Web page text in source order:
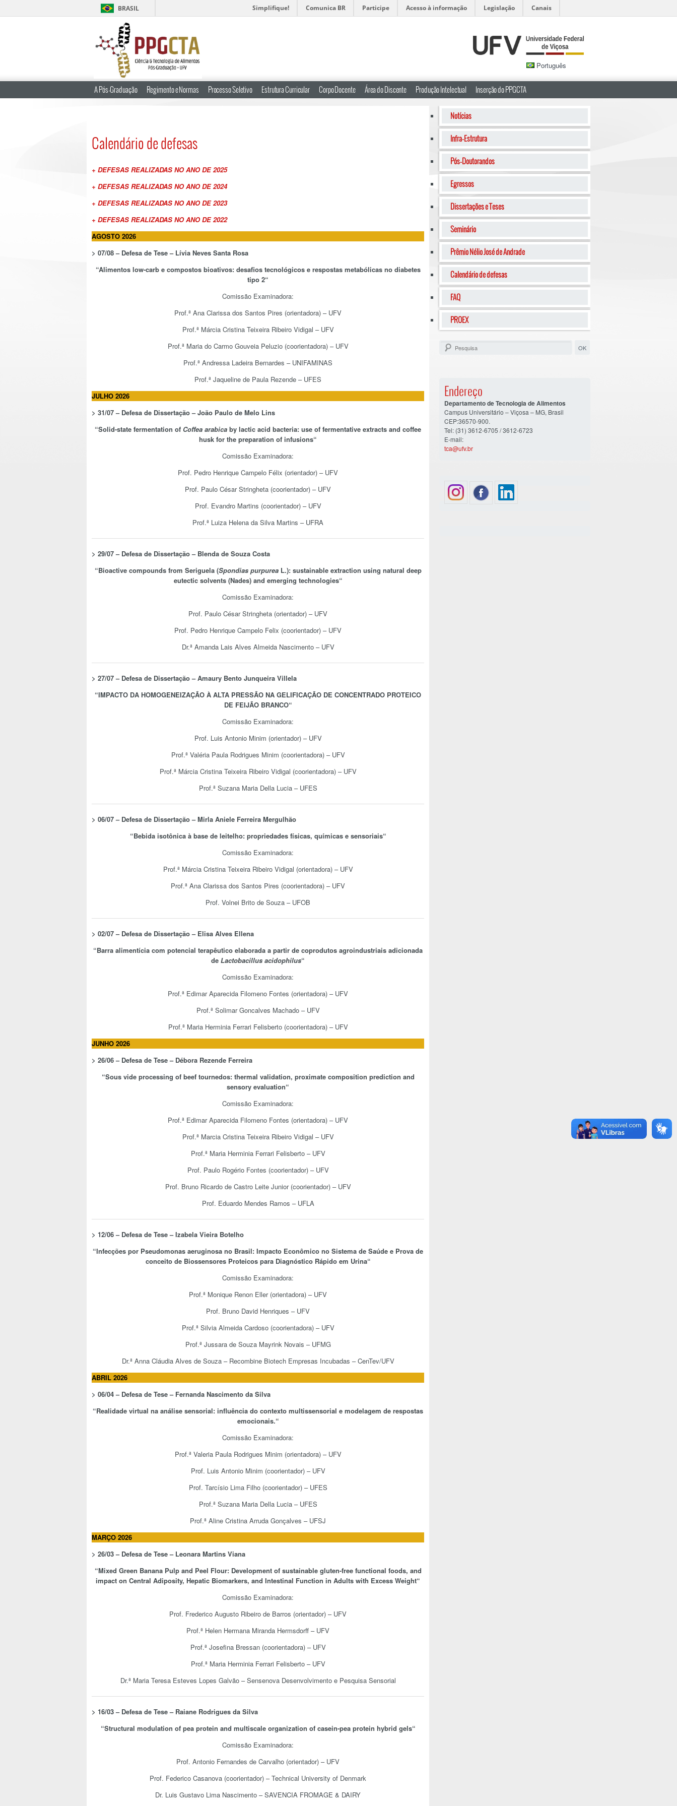
BRASIL Simplifique! Comunica BR Participe Acesso à informação Legislação Canais
Português
A Pós-Graduação Regimento e Normas Processo Seletivo Estrutura Curricular Corpo Docente Área do Discente Produção Intelectual Inserção do PPGCTA
Calendário de defesas
+ DEFESAS REALIZADAS NO ANO DE 2025
+ DEFESAS REALIZADAS NO ANO DE 2024
+ DEFESAS REALIZADAS NO ANO DE 2023
+ DEFESAS REALIZADAS NO ANO DE 2022
AGOSTO 2026
> 07/08 – Defesa de Tese – Lívia Neves Santa Rosa
“Alimentos low-carb e compostos bioativos: desafios tecnológicos e respostas metabólicas no diabetes
tipo 2“
Comissão Examinadora:
Prof.ª Ana Clarissa dos Santos Pires (orientadora) – UFV
Prof.ª Márcia Cristina Teixeira Ribeiro Vidigal – UFV
Prof.ª Maria do Carmo Gouveia Peluzio (coorientadora) – UFV
Prof.ª Andressa Ladeira Bernardes – UNIFAMINAS
Prof.ª Jaqueline de Paula Rezende – UFES
JULHO 2026
> 31/07 – Defesa de Dissertação –João Paulo de Melo Lins
“Solid-state fermentation of Coffea arabica by lactic acid bacteria: use of fermentative extracts and coffee
husk for the preparation of infusions“
Comissão Examinadora:
Prof. Pedro Henrique Campelo Félix (orientador) – UFV
Prof. Paulo César Stringheta (coorientador) – UFV
Prof. Evandro Martins (coorientador) – UFV
Prof.ª Luiza Helena da Silva Martins – UFRA
> 29/07 – Defesa de Dissertação – Blenda de Souza Costa
“Bioactive compounds from Seriguela (Spondias purpurea L.): sustainable extraction using natural deep
eutectic solvents (Nades) and emerging technologies“
Comissão Examinadora:
Prof. Paulo César Stringheta (orientador) – UFV
Prof. Pedro Henrique Campelo Felix (coorientador) – UFV
Dr.ª Amanda Lais Alves Almeida Nascimento – UFV
> 27/07 – Defesa de Dissertação –Amaury Bento Junqueira Villela
“IMPACTO DA HOMOGENEIZAÇÃO À ALTA PRESSÃO NA GELIFICAÇÃO DE CONCENTRADO PROTEICO
DE FEIJÃO BRANCO“
Comissão Examinadora:
Prof. Luis Antonio Minim (orientador) – UFV
Prof.ª Valéria Paula Rodrigues Minim (coorientadora) – UFV
Prof.ª Márcia Cristina Teixeira Ribeiro Vidigal (coorientadora) – UFV
Prof.ª Suzana Maria Della Lucia – UFES
> 06/07 – Defesa de Dissertação –Mirla Aniele Ferreira Mergulhão
“Bebida isotônica à base de leitelho: propriedades físicas, químicas e sensoriais“
Comissão Examinadora:
Prof.ª Márcia Cristina Teixeira Ribeiro Vidigal (orientadora) – UFV
Prof.ª Ana Clarissa dos Santos Pires (coorientadora) – UFV
Prof. Volnei Brito de Souza – UFOB
> 02/07 – Defesa de Dissertação – Elisa Alves Ellena
“Barra alimentícia com potencial terapêutico elaborada a partir de coprodutos agroindustriais adicionada
de Lactobacillus acidophilus“
Comissão Examinadora:
Prof.ª Edimar Aparecida Filomeno Fontes (orientadora) – UFV
Prof.ª Solimar Goncalves Machado – UFV
Prof.ª Maria Herminia Ferrari Felisberto (coorientadora) – UFV
JUNHO 2026
> 26/06 – Defesa de Tese – Débora Rezende Ferreira
“Sous vide processing of beef tournedos: thermal validation, proximate composition prediction and
sensory evaluation“
Comissão Examinadora:
Prof.ª Edimar Aparecida Filomeno Fontes (orientadora) – UFV
Prof.ª Marcia Cristina Teixeira Ribeiro Vidigal – UFV
Prof.ª Maria Herminia Ferrari Felisberto – UFV
Prof. Paulo Rogério Fontes (coorientador) – UFV
Prof. Bruno Ricardo de Castro Leite Junior (coorientador) – UFV
Prof. Eduardo Mendes Ramos – UFLA
> 12/06 – Defesa de Tese –Izabela Vieira Botelho
“Infecções por Pseudomonas aeruginosa no Brasil: Impacto Econômico no Sistema de Saúde e Prova de
conceito de Biossensores Proteicos para Diagnóstico Rápido em Urina“
Comissão Examinadora:
Prof.ª Monique Renon Eller (orientadora) – UFV
Prof. Bruno David Henriques – UFV
Prof.ª Silvia Almeida Cardoso (coorientadora) – UFV
Prof.ª Jussara de Souza Mayrink Novais – UFMG
Dr.ª Anna Cláudia Alves de Souza – Recombine Biotech Empresas Incubadas – CenTev/UFV
ABRIL 2026
> 06/04 – Defesa de Tese – Fernanda Nascimento da Silva
“Realidade virtual na análise sensorial: influência do contexto multissensorial e modelagem de respostas
emocionais.“
Comissão Examinadora:
Prof.ª Valeria Paula Rodrigues Minim (orientadora) – UFV
Prof. Luis Antonio Minim (coorientador) – UFV
Prof. Tarcísio Lima Filho (coorientador) – UFES
Prof.ª Suzana Maria Della Lucia – UFES
Prof.ª Aline Cristina Arruda Gonçalves – UFSJ
MARÇO 2026
> 26/03 – Defesa de Tese – Leonara Martins Viana
“Mixed Green Banana Pulp and Peel Flour: Development of sustainable gluten-free functional foods, and
impact on Central Adiposity, Hepatic Biomarkers, and Intestinal Function in Adults with Excess Weight“
Comissão Examinadora:
Prof. Frederico Augusto Ribeiro de Barros (orientador) – UFV
Prof.ª Helen Hermana Miranda Hermsdorff – UFV
Prof.ª Josefina Bressan (coorientadora) – UFV
Prof.ª Maria Herminia Ferrari Felisberto – UFV
Dr.ª Maria Teresa Esteves Lopes Galvão – Sensenova Desenvolvimento e Pesquisa Sensorial
> 16/03 – Defesa de Tese – Raiane Rodrigues da Silva
“Structural modulation of pea protein and multiscale organization of casein-pea protein hybrid gels“
Comissão Examinadora:
Prof. Antonio Fernandes de Carvalho (orientador) – UFV
Prof. Federico Casanova (coorientador) – Technical University of Denmark
Dr. Luis Gustavo Lima Nascimento – SAVENCIA FROMAGE & DAIRY
Notícias
Infra-Estrutura
Pós-Doutorandos
Egressos
Dissertações e Teses
Seminário
Prêmio Nélio José de Andrade
Calendário de defesas
FAQ
PROEX
Endereço
Departamento de Tecnologia de Alimentos
Campus Universitário – Viçosa – MG, Brasil
CEP:36570-900.
Tel: (31) 3612-6705 / 3612-6723
E-mail:
tca@ufv.br